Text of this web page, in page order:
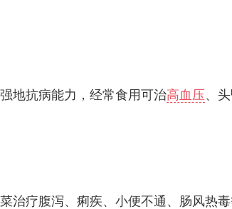
地抗病能力，经常食用可治高血压、
治疗腹泻、痢疾、小便不通、肠风热